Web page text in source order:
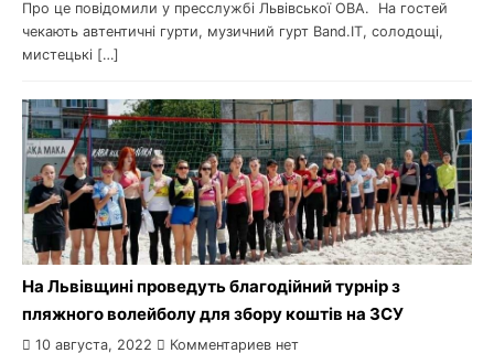
Про це повідомили у пресслужбі Львівської ОВА. На гостей
чекають автентичні гурти, музичний гурт Band.IT, солодощі,
мистецькі […]
На Львівщині проведуть благодійний турнір з
пляжного волейболу для збору коштів на ЗСУ
10 августа, 2022 Комментариев нет